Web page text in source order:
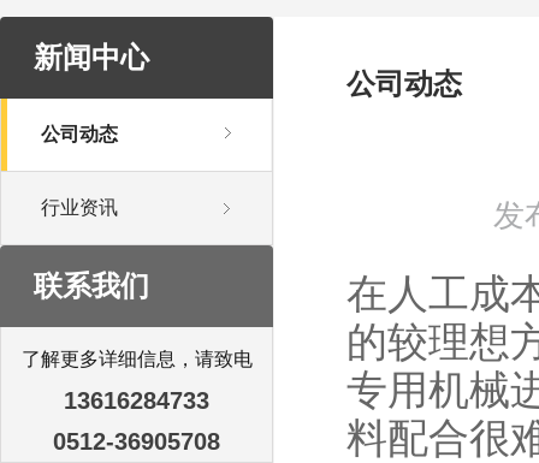
新闻中心
公司动态
行业资讯
联系我们
了解更多详细信息，请致电
13616284733
0512-36905708
公司动态
发
在人工成
的较理想
专用机械
料配合很